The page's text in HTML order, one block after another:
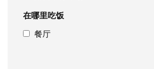
在哪里吃饭
餐厅